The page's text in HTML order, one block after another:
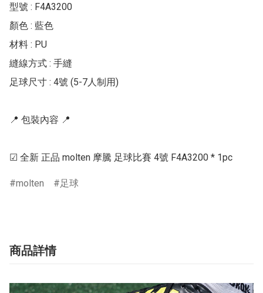
型號 : F4A3200
顏色 : 藍色
材料 : PU
縫線方式 : 手縫
足球尺寸 : 4號 (5-7人制用)
📍 包裝內容 📍
☑ 全新 正品 molten 摩騰 足球比賽 4號 F4A3200 * 1pc
molten 足球
商品詳情